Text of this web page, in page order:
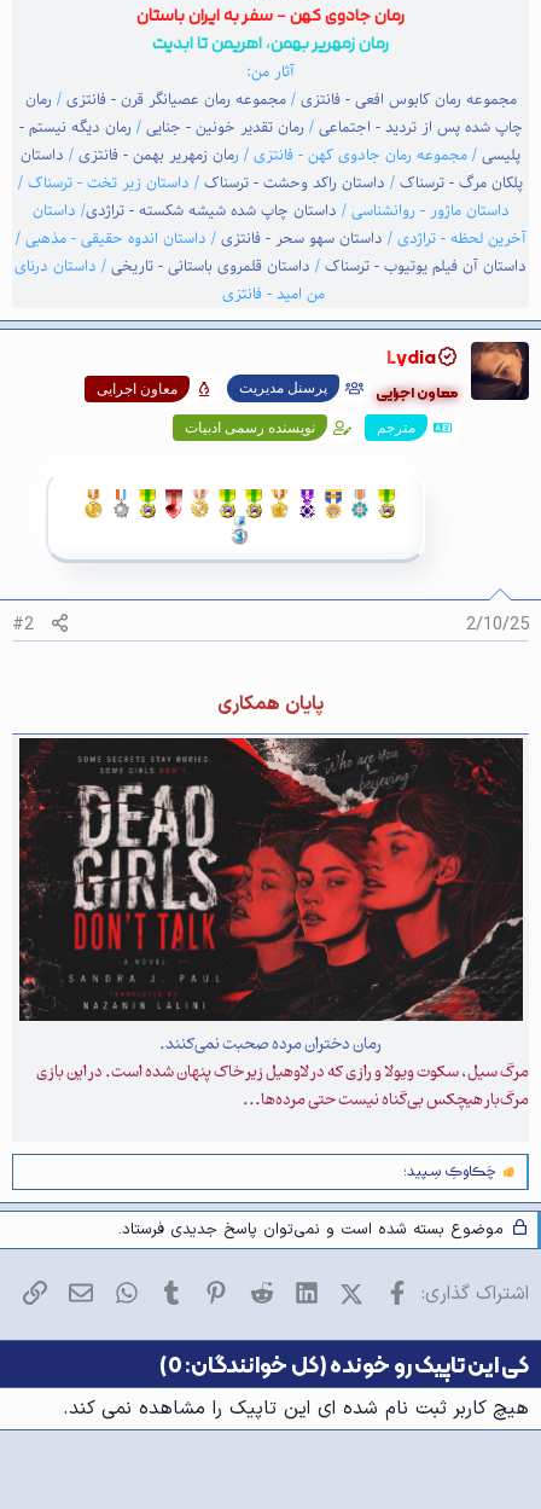
رمان جادوی کهن - سفر به ایران باستان
رمان زمهریر بهمن، اهریمن تا ابدیت
آثار من:
مجموعه رمان کابوس افعی - فانتزی/مجموعه رمان عصیانگر قرن - فانتزی/ رمان
چاپ شده پس از تردید - اجتماعی/ رمان تقدیر خونین - جنایی/ رمان دیگه نیستم -
پلیسی/ مجموعه رمان جادوی کهن - فانتزی / رمان زمهریر بهمن - فانتزی/ داستان
پلکان مرگ - ترسناک/ داستان راکد وحشت - ترسناک/ داستان زیر تخت - ترسناک /
داستان ماژور - روانشناسی / داستان چاپ شده شیشه شکسته - تراژدی/ داستان
آخرین لحظه - تراژدی / داستان سهو سحر - فانتزی/ داستان اندوه حقیقی - مذهبی /
داستان آن فیلم یوتیوب - ترسناک/ داستان قلمروی باستانی - تاریخی/ داستان درنای
من امید - فانتزی
Lydia
معاون‌ اجرایی‌ پرسنل مدیریت معاون اجرایی
مترجم نویسنده رسمی ادبیات
2/10/25
#2
پایان همکاری
رمان دختران مرده صحبت نمی‌کنند.
مرگ سیل، سکوت ویولا و رازی که در لاو‌هیل زیر خاک پنهان شده است. در این بازی
مرگ‌بار هیچکس بی‌گناه نیست حتی مرده‌ها...
ا
ک
ن
ش‌
ا
س
ن
د
ه
چَڪاوڪِ سِـپید؛
موضوع بسته شده است و نمی‌توان پاسخ جدیدی فرستاد.
اشتراک گذاری: فیسبوکX (Twitter)
LinkedIn
Reddit
Pinterest
Tumblr
WhatsApp
ایمیل
کی این تاپیک رو خونده (کل خوانندگان: 0)
هیچ کاربر ثبت نام شده ای این تاپیک را مشاهده نمی کند.